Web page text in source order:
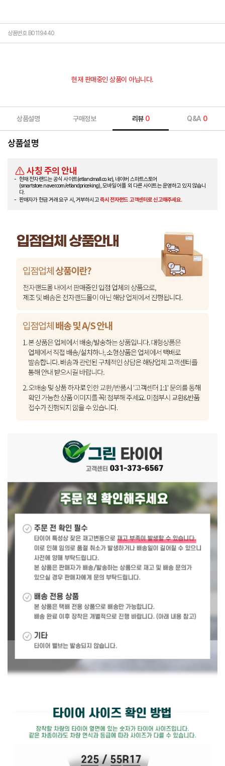
상품번호 B0119440
현재 판매중인 상품이 아닙니다.
상품설명 구매정보 리뷰 0 Q&A 0
상품설명
사칭 주의 안내
현재 전자랜드는 공식 사이트(etlandmall.co.kr), 네이버 스마트스토어
(smartstore.naver.com/etlandpriceking), 모바일 어플 외 다른 사이트는 운영하고 있지 않습니
다.
판매자가 현금 거래 요구 시, 거부하시고즉시 전자랜드 고객센터로 신고해주세요.